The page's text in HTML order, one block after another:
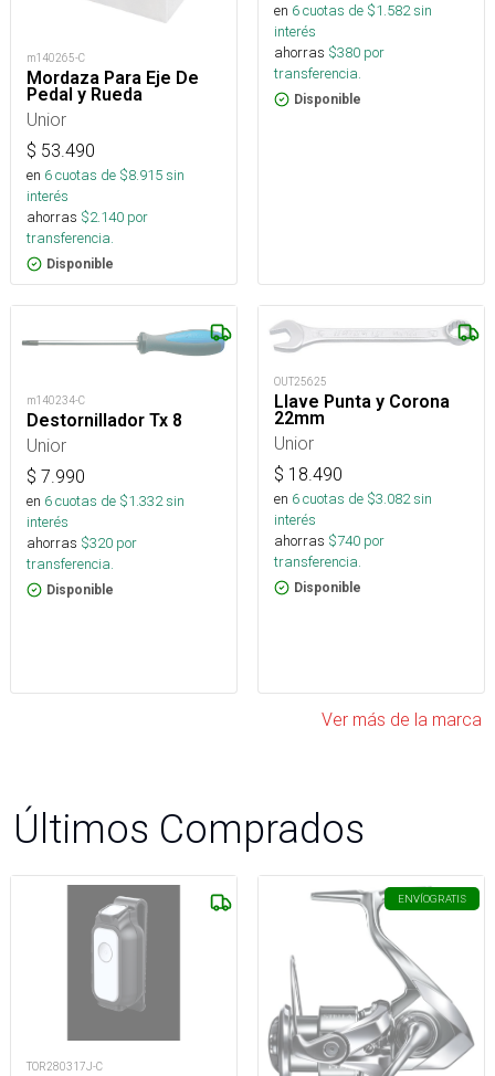
m140265-C
Mordaza Para Eje De
Pedal y Rueda
Unior
$ 53.490
en 6cuotas de $8.915sin
interés
ahorras $2.140 por
transferencia.
Disponible
en 6cuotas de $1.582sin
interés
ahorras $380 por
transferencia.
Disponible
m140234-C
Destornillador Tx 8
Unior
$ 7.990
en 6cuotas de $1.332sin
interés
ahorras $320 por
transferencia.
Disponible
OUT25625
Llave Punta y Corona
22mm
Unior
$ 18.490
en 6cuotas de $3.082sin
interés
ahorras $740 por
transferencia.
Disponible
Ver más de la marca
Últimos Comprados
TOR280317J-C
ENVÍOGRATIS